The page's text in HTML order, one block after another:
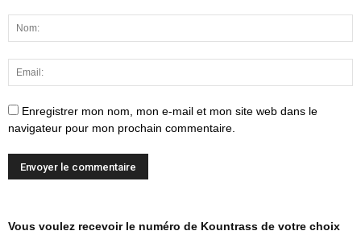
Enregistrer mon nom, mon e-mail et mon site web dans le
navigateur pour mon prochain commentaire.
Vous voulez recevoir le numéro de Kountrass de votre choix